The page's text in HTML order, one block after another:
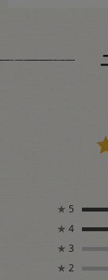
★ 5
★ 4
★ 3
★ 2